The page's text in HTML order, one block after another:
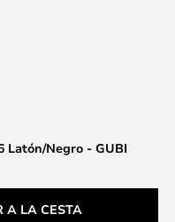
Latón/Negro - GUBI
A LA CESTA